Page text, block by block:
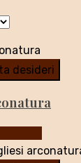
desideri